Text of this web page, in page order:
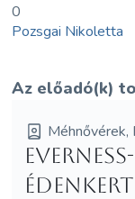
0
Pozsgai Nikoletta
Az előadó(k)